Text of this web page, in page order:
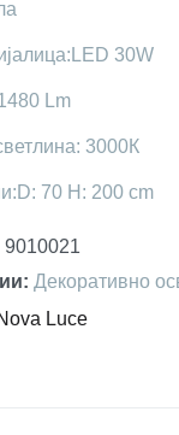
30W
Lm
3000К
70 H: 200 cm
9010021
: Декоративно
Luce